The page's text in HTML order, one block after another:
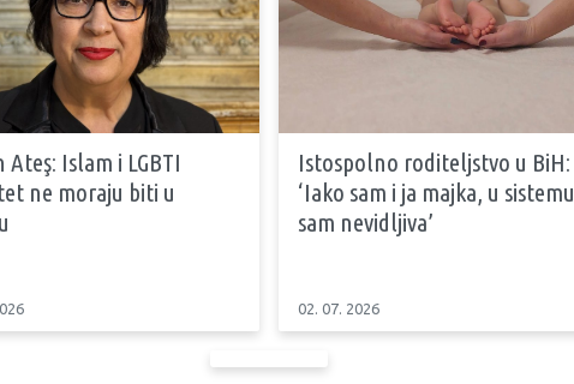
Ateş: Islam i LGBTI
ne moraju biti u
Istospolno roditeljstvo u BiH:
‘Iako sam i ja majka, u sistemu
sam nevidljiva’
02. 07. 2026